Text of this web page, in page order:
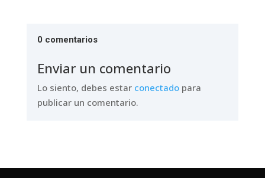
0 comentarios
Enviar un comentario
Lo siento, debes estar conectadopara
publicar un comentario.